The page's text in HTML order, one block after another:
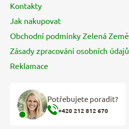
Kontakty
Jak nakupovat
Obchodní podmínky Zelená Země
Zásady zpracování osobních údajů
Reklamace
Potřebujete poradit?
+420 212 812 670